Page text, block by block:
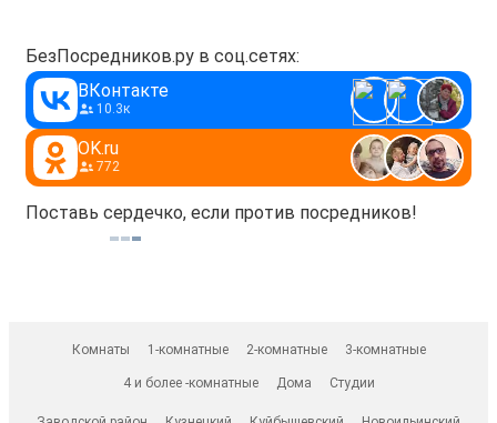
БезПосредников.ру в соц.сетях:
ВКонтакте
10.3к
OK.ru
772
Поставь сердечко, если против посредников!
Комнаты 1-комнатные 2-комнатные 3-комнатные
4 и более -комнатные Дома Студии